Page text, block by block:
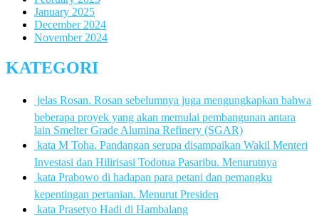
January 2025
December 2024
November 2024
KATEGORI
 jelas Rosan. Rosan sebelumnya juga mengungkapkan bahwa
beberapa proyek yang akan memulai pembangunan antara
lain Smelter Grade Alumina Refinery (SGAR)
 kata M Toha. Pandangan serupa disampaikan Wakil Menteri
Investasi dan Hilirisasi Todotua Pasaribu. Menurutnya
 kata Prabowo di hadapan para petani dan pemangku
kepentingan pertanian. Menurut Presiden
 kata Prasetyo Hadi di Hambalang